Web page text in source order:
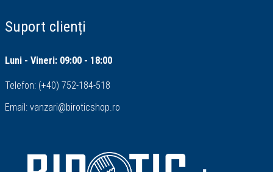
Suport clienți
Luni - Vineri: 09:00 - 18:00
Telefon: (+40) 752-184-518
Email: vanzari@biroticshop.ro